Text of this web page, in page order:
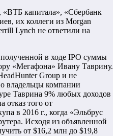
«ВТБ капитала», «Сбербанк
их коллеги из Morgan
Lynch не ответили на
в ходе IPO суммы
«Мегафона» Ивану Таврину.
Group и не
владельцы компании
Таврина 9% любых доходов
отказ того от
в 2016 г., когда «Эльбрус
Исходя из объявленной
от $16,2 млн до $19,8